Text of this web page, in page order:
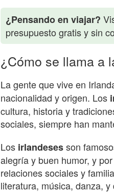
¿Pensando en viajar?
presupuesto gratis y sin
¿Cómo se llama a
La gente que vive en
nacionalidad y origen. Los
cultura, historia y
sociales, siempre han
Los irlandesesson
alegría y buen humor, y
relaciones sociales y
literatura, música, danza,